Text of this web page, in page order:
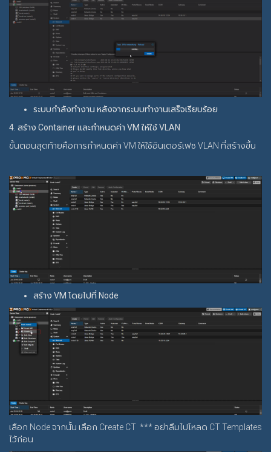
ระบบกำลังทำงาน หลังจากระบบทำงานเสร็จเรียบร้อย
4. สร้าง Container และกำหนดค่า VM ให้ใช้ VLAN
ขั้นตอนสุดท้ายคือการกำหนดค่า VM ให้ใช้อินเตอร์เฟซ VLAN ที่สร้างขึ้น
สร้าง VM โดยไปที่ Node
เลือก Node จากนั้น เลือก Create CT *** อย่าลืมไปโหลด CT Templates
ไว้ก่อน